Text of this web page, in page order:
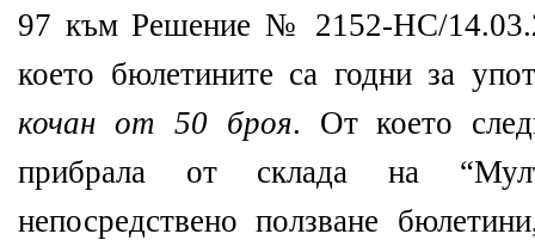
97 към Решение № 2152-НС/
което бюлетините са годни за
кочан от 50 броя. От което
прибрала от склада на
непосредствено ползване